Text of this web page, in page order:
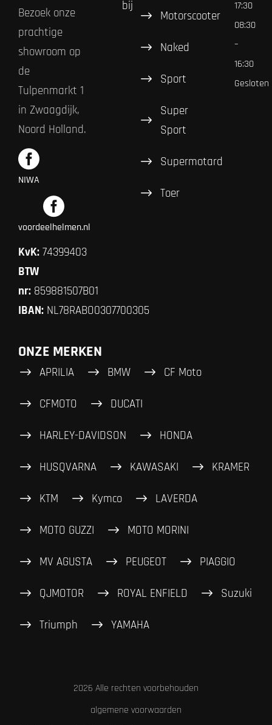
Bezoek onze
prachtige
showroom op
de
Tulpenmarkt 1
in Zwaagdijk,
Noord Holland.
NIWA
voordeelhelmen.nl
KvK: 74399403
BTW
nr: 859881507B01
IBAN: NL78RABO0307700305
bij
Motorscooter
Naked
Sport
Super
Sport
Supermotard
Toer
17:30
08:30
–
16:30
Gesloten
ONZE MERKEN
APRILIA BMW CF Moto
CFMOTO DUCATI
HARLEY-DAVIDSON HONDA
HUSQVARNA KAWASAKI KRAMER
KTM Kymco LAVERDA
MOTO GUZZI MOTO MORINI
MV AGUSTA PEUGEOT PIAGGIO
QJMOTOR ROYAL ENFIELD Suzuki
Triumph YAMAHA
2026 Alle rechten voorbehouden
algemene voorwaarden